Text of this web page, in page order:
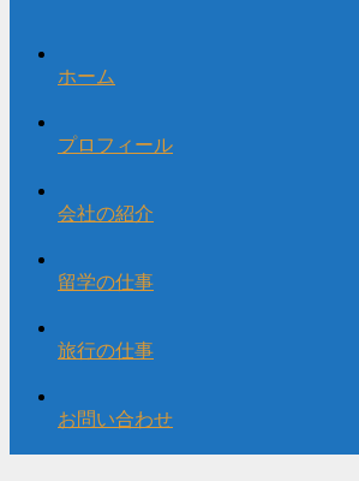
ホーム
プロフィール
会社の紹介
留学の仕事
旅行の仕事
お問い合わせ